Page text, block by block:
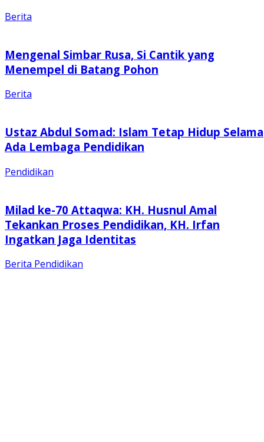
Berita
Mengenal Simbar Rusa, Si Cantik yang
Menempel di Batang Pohon
Berita
Ustaz Abdul Somad: Islam Tetap Hidup Selama
Ada Lembaga Pendidikan
Pendidikan
Milad ke-70 Attaqwa: KH. Husnul Amal
Tekankan Proses Pendidikan, KH. Irfan
Ingatkan Jaga Identitas
Berita Pendidikan